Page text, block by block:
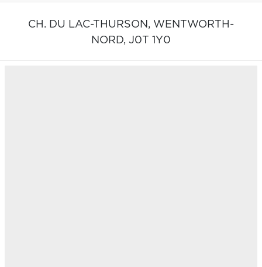
CH. DU LAC-THURSON, WENTWORTH-
NORD, J0T 1Y0